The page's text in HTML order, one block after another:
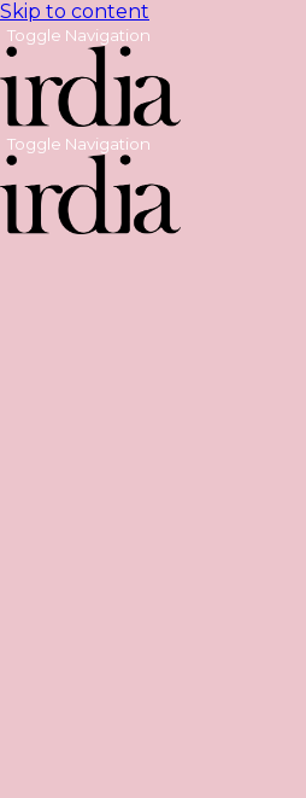
Skip to content
Toggle Navigation
Toggle Navigation